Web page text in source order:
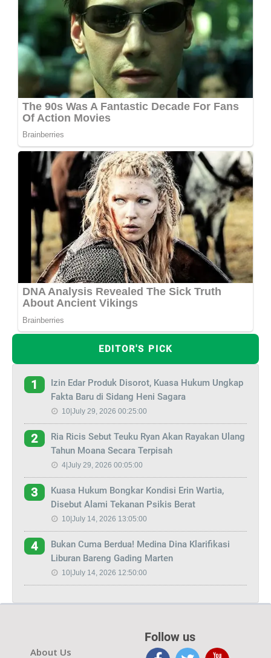
EDITOR'S PICK
1
Izin Edar Produk Disorot, Kuasa Hukum Ungkap
Fakta Baru di Sidang Heni Sagara
10|July 29, 2026 00:25:00
2
Ria Ricis Sebut Teuku Ryan Akan Rayakan Ulang
Tahun Moana Secara Terpisah
4|July 29, 2026 00:05:00
3
Kuasa Hukum Bongkar Kondisi Erin Wartia,
Disebut Alami Tekanan Psikis Berat
10|July 14, 2026 13:05:00
4
Bukan Cuma Berdua! Medina Dina Klarifikasi
Liburan Bareng Gading Marten
10|July 14, 2026 12:50:00
About Us
Follow us